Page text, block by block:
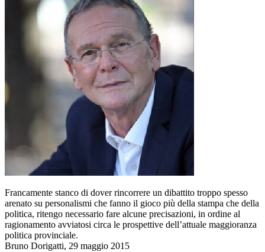
Francamente stanco di dover rincorrere un dibattito troppo spesso
arenato su personalismi che fanno il gioco più della stampa che della
politica, ritengo necessario fare alcune precisazioni, in ordine al
ragionamento avviatosi circa le prospettive dell’attuale maggioranza
politica provinciale.
Bruno Dorigatti, 29 maggio 2015